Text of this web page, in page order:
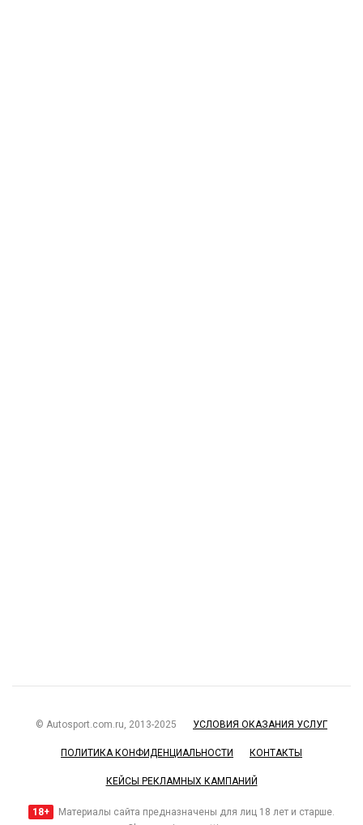
© Autosport.com.ru, 2013-2025 УСЛОВИЯ ОКАЗАНИЯ УСЛУГ
ПОЛИТИКА КОНФИДЕНЦИАЛЬНОСТИ КОНТАКТЫ
КЕЙСЫ РЕКЛАМНЫХ КАМПАНИЙ
18+
Материалы сайта предназначены для лиц 18 лет и старше.